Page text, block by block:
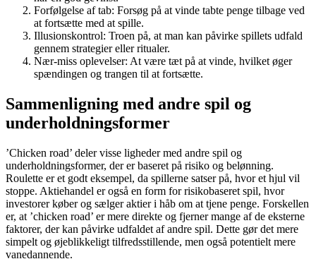
Forfølgelse af tab: Forsøg på at vinde tabte penge tilbage ved
at fortsætte med at spille.
Illusionskontrol: Troen på, at man kan påvirke spillets udfald
gennem strategier eller ritualer.
Nær-miss oplevelser: At være tæt på at vinde, hvilket øger
spændingen og trangen til at fortsætte.
Sammenligning med andre spil og
underholdningsformer
’Chicken road’ deler visse ligheder med andre spil og
underholdningsformer, der er baseret på risiko og belønning.
Roulette er et godt eksempel, da spillerne satser på, hvor et hjul vil
stoppe. Aktiehandel er også en form for risikobaseret spil, hvor
investorer køber og sælger aktier i håb om at tjene penge. Forskellen
er, at ’chicken road’ er mere direkte og fjerner mange af de eksterne
faktorer, der kan påvirke udfaldet af andre spil. Dette gør det mere
simpelt og øjeblikkeligt tilfredsstillende, men også potentielt mere
vanedannende.